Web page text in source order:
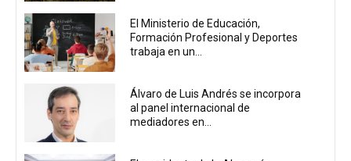
El Ministerio de Educación,
Formación Profesional y Deportes
trabaja en un...
Álvaro de Luis Andrés se incorpora
al panel internacional de
mediadores en...